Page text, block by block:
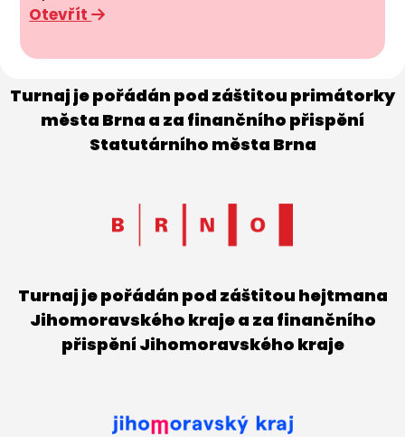
Otevřít
Turnaj je pořádán pod záštitou primátorky
města Brna a za finančního přispění
Statutárního města Brna
Turnaj je pořádán pod záštitou hejtmana
Jihomoravského kraje a za finančního
přispění Jihomoravského kraje